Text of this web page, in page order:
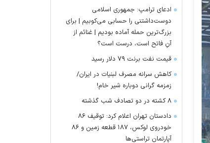
ادعای ترامپ: جمهوری اسلامی
دوست‌داشتنی را حسابی می‌کوبیم | برای
بزرگ‌ترین حمله آماده بودیم | غنائم از
آنِ فاتح است، درست است؟
قیمت نفت برنت ۷۹ دلار رسید
کاهش سرانه مصرف لبنیات در ایران/
زمزمه گرانی دوباره شیر خام!
۸ کشته در دو تصادف شب گذشته
دادستان تهران اعلام کرد: توقیف ۸۶
خودروی لوکس، ۱۸۷ قطعه زمین و ۸۶
آپارتمان تراستی‌ها